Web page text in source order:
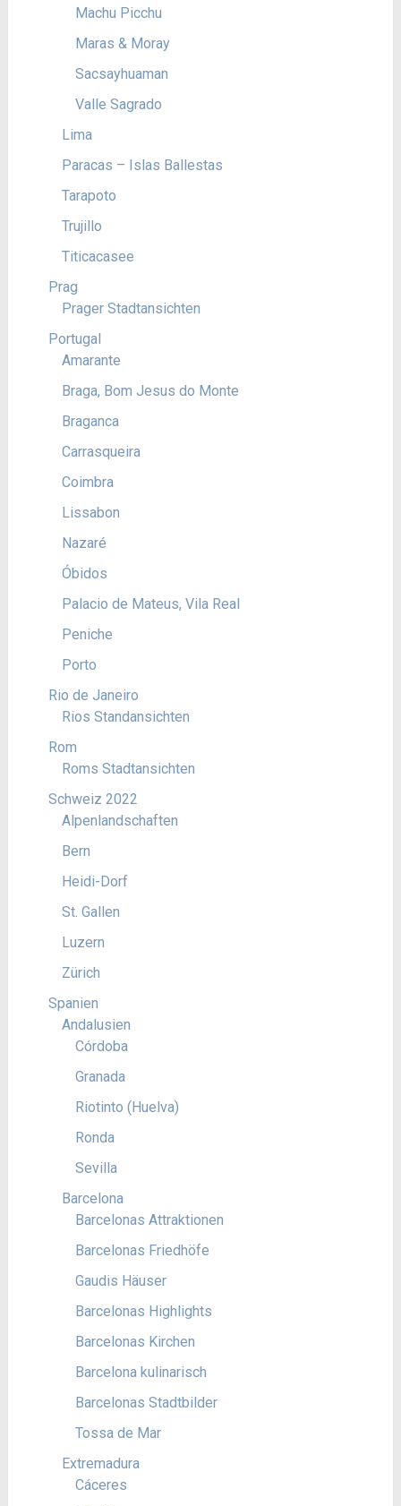
Machu Picchu
Maras & Moray
Sacsayhuaman
Valle Sagrado
Lima
Paracas – Islas Ballestas
Tarapoto
Trujillo
Titicacasee
Prag
Prager Stadtansichten
Portugal
Amarante
Braga, Bom Jesus do Monte
Braganca
Carrasqueira
Coimbra
Lissabon
Nazaré
Óbidos
Palacio de Mateus, Vila Real
Peniche
Porto
Rio de Janeiro
Rios Standansichten
Rom
Roms Stadtansichten
Schweiz 2022
Alpenlandschaften
Bern
Heidi-Dorf
St. Gallen
Luzern
Zürich
Spanien
Andalusien
Córdoba
Granada
Riotinto (Huelva)
Ronda
Sevilla
Barcelona
Barcelonas Attraktionen
Barcelonas Friedhöfe
Gaudis Häuser
Barcelonas Highlights
Barcelonas Kirchen
Barcelona kulinarisch
Barcelonas Stadtbilder
Tossa de Mar
Extremadura
Cáceres